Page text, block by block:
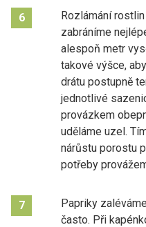
6
Rozlámání
zabráníme
alespoň metr
takové výšce,
drátu postupně
jednotlivé
provázkem
uděláme uzel.
nárůstu porostu
potřeby
7
Papriky
často. Při